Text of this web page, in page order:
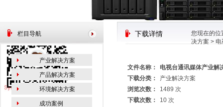
下载详情
您现在的位
决方案 > 电
栏目导航
产业解决方案
产品解决方案
环境解决方案
成功案例
文件名称：
电视台通讯媒体产业解
下载分类：
产业解决方案
浏览次数：
1489 次
下载次数：
10 次